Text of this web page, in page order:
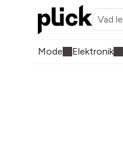
Mode Elektronik